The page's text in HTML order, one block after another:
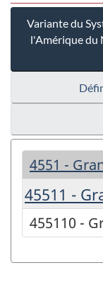
Variante du
l'Amérique du
4551 -
45511 -
455110 -